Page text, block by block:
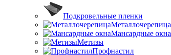
Подкровельные пленки
Металлочерепица
Мансардные окна
Метизы
Профнастил